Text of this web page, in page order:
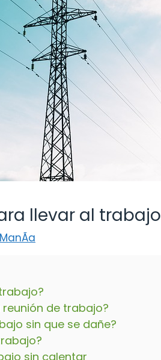
llevar al trabajo
de trabajo?
sin que se dañe?
sin calentar